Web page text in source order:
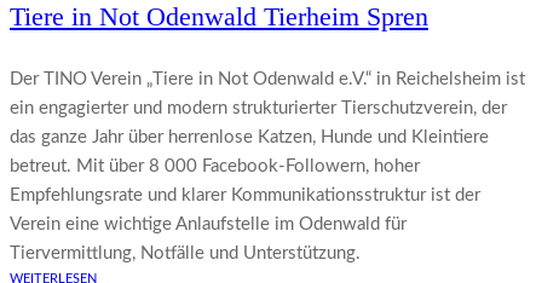
Tiere in Not Odenwald Tierheim Spren
Der TINO Verein „Tiere in Not Odenwald e.V.“ in Reichelsheim ist
ein engagierter und modern strukturierter Tierschutzverein, der
das ganze Jahr über herrenlose Katzen, Hunde und Kleintiere
betreut. Mit über 8 000 Facebook-Followern, hoher
Empfehlungsrate und klarer Kommunikationsstruktur ist der
Verein eine wichtige Anlaufstelle im Odenwald für
Tiervermittlung, Notfälle und Unterstützung.
WEITERLESEN